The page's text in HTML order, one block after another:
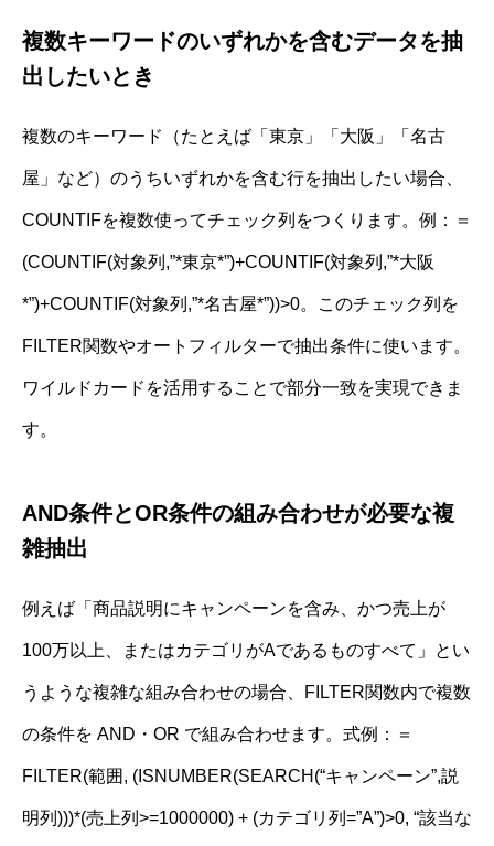
複数キーワードのいずれかを含むデータを抽
出したいとき
複数のキーワード（たとえば「東京」「大阪」「名古
屋」など）のうちいずれかを含む行を抽出したい場合、
COUNTIFを複数使ってチェック列をつくります。例：＝
(COUNTIF(対象列,”*東京*”)+COUNTIF(対象列,”*大阪
*”)+COUNTIF(対象列,”*名古屋*”))>0。このチェック列を
FILTER関数やオートフィルターで抽出条件に使います。
ワイルドカードを活用することで部分一致を実現できま
す。
AND条件とOR条件の組み合わせが必要な複
雑抽出
例えば「商品説明にキャンペーンを含み、かつ売上が
100万以上、またはカテゴリがAであるものすべて」とい
うような複雑な組み合わせの場合、FILTER関数内で複数
の条件を AND・OR で組み合わせます。式例：＝
FILTER(範囲, (ISNUMBER(SEARCH(“キャンペーン”,説
明列)))*(売上列>=1000000) + (カテゴリ列=”A”)>0, “該当な